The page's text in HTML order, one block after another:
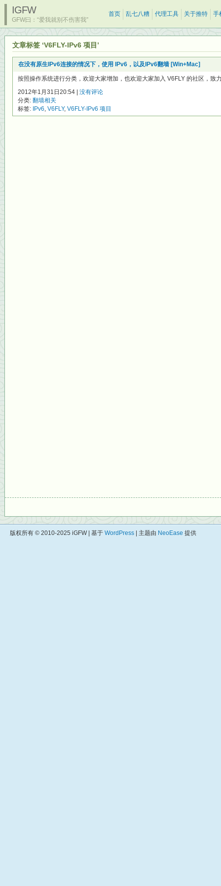
IGFW
GFW曰：“爱我就别不伤害我”
首页 乱七八糟 代理工具 关于推特 手
文章标签 ‘V6FLY-IPv6 项目’
在没有原生IPv6连接的情况下，使用 IPv6，以及IPv6翻墙 [Win+Mac]
按照操作系统进行分类，欢迎大家增加，也欢迎大家加入 V6FLY 的社区，致
2012年1月31日20:54 | 没有评论
分类: 翻墙相关
标签: IPv6, V6FLY, V6FLY-IPv6 项目
版权所有 © 2010-2025 iGFW | 基于 WordPress | 主题由 NeoEase 提供